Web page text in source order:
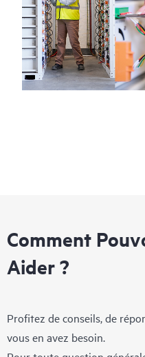
Comment
Aider ?
Profitez de conseils, de
vous en avez besoin.